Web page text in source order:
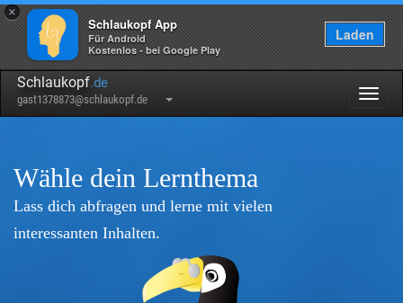
×
Schlaukopf App
Für Android
Kostenlos - bei Google Play
Laden
Schlaukopf.de
gast1378873@schlaukopf.de
Wähle dein Lernthema
Lass dich abfragen und lerne mit vielen
interessanten Inhalten.